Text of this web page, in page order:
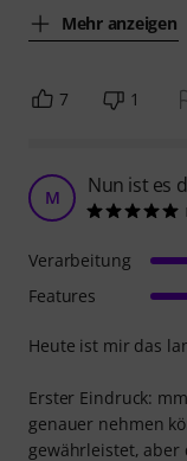
Mehr anzeigen
7 1
M Nun ist es
Heute ist mir das
Erster Eindruck:
genauer nehmen
gewährleistet,
Verarbeitung
Features